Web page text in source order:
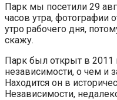
Парк мы посетили 29
часов утра, фотографии
утро рабочего дня,
скажу.
Парк был открыт в 2011
независимости, о чем и
Находится он в
Независимости,